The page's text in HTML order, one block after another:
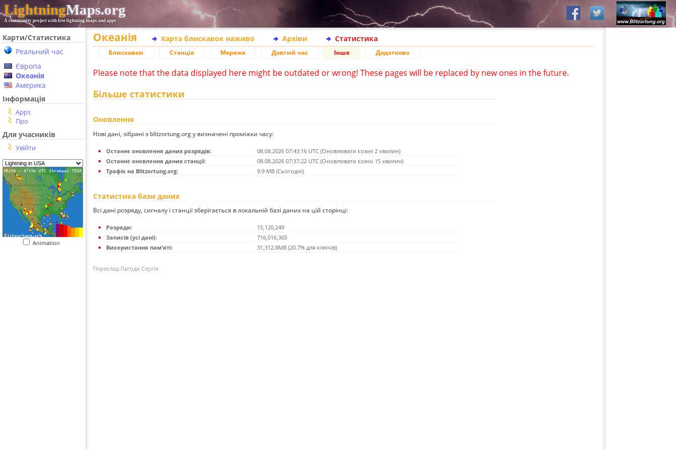
LightningMaps.org
A community project with free lightning maps and apps
Карти/Статистика
Реальний час
Європа
Океанія
Америка
Інформація
Apps
Про
Для учасників
Увійти
Animation
Океанія Карта блискавок наживо Архіви Статистика
Блискавки Станція Мережа Довгий час Інше Додатково
Please note that the data displayed here might be outdated or wrong! These pages will be replaced by new ones in the future.
Більше статистики
Оновлення
Нові дані, зібрані з blitzortung.org у визначені проміжки часу:
Останнє оновлення даних розрядів:
08.08.2026 07:43:16 UTC (Оновлювати кожні 2 хвилин)
Останнє оновлення даних станції:
08.08.2026 07:37:22 UTC (Оновлювати кожні 15 хвилин)
Трафік на Blitzortung.org:
9.9 MB (Сьогодні)
Статистика бази даних
Всі дані розряду, сигналу і станції зберігається в локальній базі даних на цій сторінці:
Розряди:
15,120,249
Записів (усі дані):
716,016,365
Використання пам'яті:
31,312.8MB (20.7% для ключів)
Переклад Лагоди Сергія